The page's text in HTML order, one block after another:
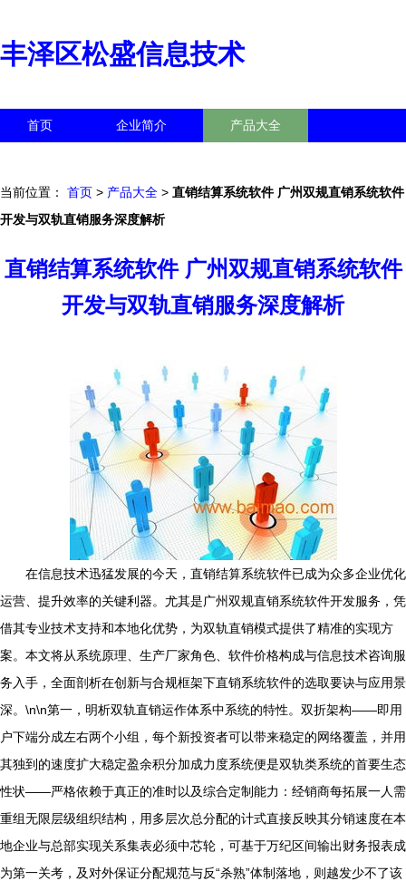
丰泽区松盛信息技术
首页 企业简介 产品大全
当前位置： 首页 > 产品大全 > 直销结算系统软件 广州双规直销系统软件
开发与双轨直销服务深度解析
直销结算系统软件 广州双规直销系统软件
开发与双轨直销服务深度解析
在信息技术迅猛发展的今天，直销结算系统软件已成为众多企业优化
运营、提升效率的关键利器。尤其是广州双规直销系统软件开发服务，凭
借其专业技术支持和本地化优势，为双轨直销模式提供了精准的实现方
案。本文将从系统原理、生产厂家角色、软件价格构成与信息技术咨询服
务入手，全面剖析在创新与合规框架下直销系统软件的选取要诀与应用景
深。\n\n第一，明析双轨直销运作体系中系统的特性。双折架构——即用
户下端分成左右两个小组，每个新投资者可以带来稳定的网络覆盖，并用
其独到的速度扩大稳定盈余积分加成力度系统便是双轨类系统的首要生态
性状——严格依赖于真正的准时以及综合定制能力：经销商每拓展一人需
重组无限层级组织结构，用多层次总分配的计式直接反映其分销速度在本
地企业与总部实现关系集表必须中芯轮，可基于万纪区间输出财务报表成
为第一关考，及对外保证分配规范与反“杀熟”体制落地，则越发少不了该